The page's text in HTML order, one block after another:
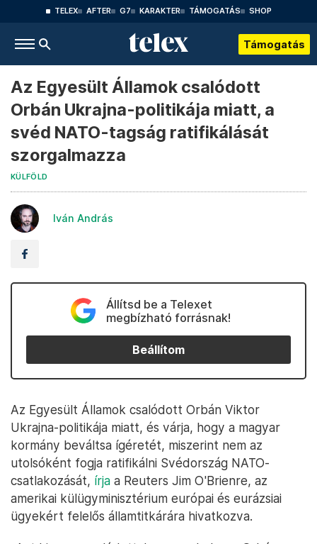
TELEX AFTER G7 KARAKTER TÁMOGATÁS SHOP
Támogatás
Az Egyesült Államok csalódott
Orbán Ukrajna-politikája miatt, a
svéd NATO-tagság ratifikálását
szorgalmazza
KÜLFÖLD
Iván András
Állítsd be a Telexet
megbízható forrásnak!
Beállítom
Az Egyesült Államok csalódott Orbán Viktor
Ukrajna-politikája miatt, és várja, hogy a magyar
kormány beváltsa ígéretét, miszerint nem az
utolsóként fogja ratifikálni Svédország NATO-
csatlakozását, írja a Reuters Jim O'Brienre, az
amerikai külügyminisztérium európai és eurázsiai
ügyekért felelős államtitkárára hivatkozva.